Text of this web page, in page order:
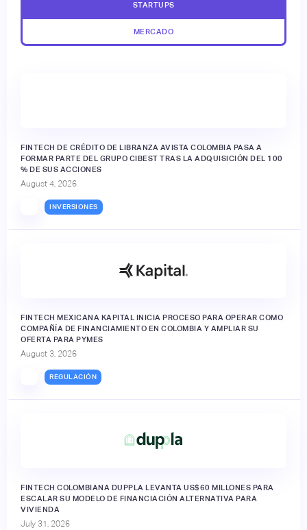
STARTUPS
MERCADO
FINTECH DE CRÉDITO DE LIBRANZA AVISTA COLOMBIA PASA A
FORMAR PARTE DEL GRUPO CIBEST TRAS LA ADQUISICIÓN DEL 100
% DE SUS ACCIONES
August 4, 2026
INVERSIONES
FINTECH MEXICANA KAPITAL INICIA PROCESO PARA OPERAR COMO
COMPAÑÍA DE FINANCIAMIENTO EN COLOMBIA Y AMPLIAR SU
OFERTA PARA PYMES
August 3, 2026
REGULACIÓN
FINTECH COLOMBIANA DUPPLA LEVANTA US$60 MILLONES PARA
ESCALAR SU MODELO DE FINANCIACIÓN ALTERNATIVA PARA
VIVIENDA
July 31, 2026